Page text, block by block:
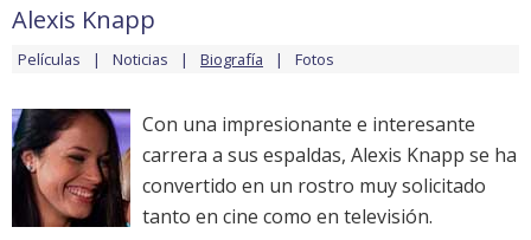
Alexis Knapp
Películas Noticias Biografía Fotos
Con una impresionante e interesante
carrera a sus espaldas, Alexis Knapp se ha
convertido en un rostro muy solicitado
tanto en cine como en televisión.